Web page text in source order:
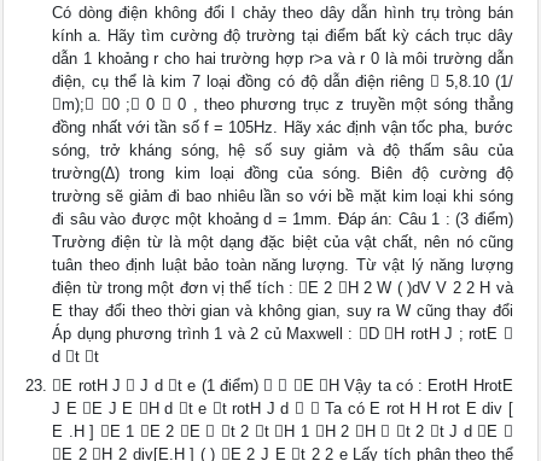
Có dòng điện không đổi I chảy theo dây dẫn hình trụ tròng bán
kính a. Hãy tìm cường độ trường tại điểm bất kỳ cách trục dây
dẫn 1 khoảng r cho hai trường hợp r>a và r 0 là môi trường dẫn
điện, cụ thể là kim 7 loại đồng có độ dẫn điện riêng  5,8.10 (1/
m); 0 ; 0  0 , theo phương trục z truyền một sóng thẳng
đồng nhất với tần số f = 105Hz. Hãy xác định vận tốc pha, bước
sóng, trở kháng sóng, hệ số suy giảm và độ thấm sâu của
trường(∆) trong kim loại đồng của sóng. Biên độ cường độ
trường sẽ giảm đi bao nhiêu lần so với bề mặt kim loại khi sóng
đi sâu vào được một khoảng d = 1mm. Đáp án: Câu 1 : (3 điểm)
Trường điện từ là một dạng đặc biệt của vật chất, nên nó cũng
tuân theo định luật bảo toàn năng lượng. Từ vật lý năng lượng
điện từ trong một đơn vị thể tích : E 2 H 2 W ( )dV V 2 2 H và
E thay đổi theo thời gian và không gian, suy ra W cũng thay đổi
Áp dụng phương trình 1 và 2 củ Maxwell : D H rotH J ; rotE 
d t t
E rotH J  J d t e (1 điểm)   E H Vậy ta có : ErotH HrotE
J E E J E H d t e t rotH J d   Ta có E rot H H rot E div [
E .H ] E 1 E 2 E  t 2 t H 1 H 2 H  t 2 t J d E 
E 2 H 2 div[E.H ] ( ) E 2 J E t 2 2 e Lấy tích phân theo thể